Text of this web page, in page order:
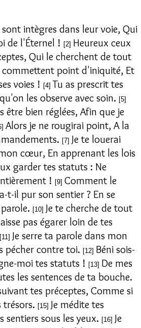
intègres dans leur voie, Qui
de l'Éternel ! [2] Heureux ceux
Qui le cherchent de tout
commettent point d'iniquité, Et
voies ! [4] Tu as prescrit tes
les observe avec soin. [5]
être bien réglées, Afin que je
Alors je ne rougirai point, A la
[7] Je te louerai
cœur, En apprenant les lois
garder tes statuts : Ne
! [9] Comment le
t-il pur son sentier ? En se
[10] Je te cherche de tout
pas égarer loin de tes
[11] Je serre ta parole dans mon
pécher contre toi. [12] Béni sois-
moi tes statuts ! [13] De mes
les sentences de ta bouche.
tes préceptes, Comme si
trésors. [15] Je médite tes
sentiers sous les yeux. [16] Je